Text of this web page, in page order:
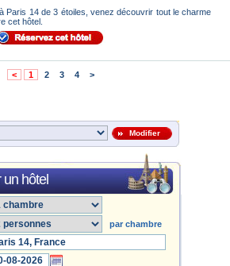
Paris 14 de 3 étoiles, venez découvrir tout le charme
cet hôtel.
< 1 2 3 4 >
Modifier
hôtel
par chambre